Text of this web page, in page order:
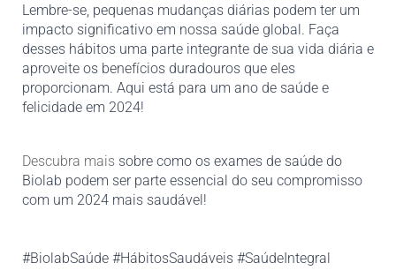
Lembre-se, pequenas mudanças diárias podem ter um
impacto significativo em nossa saúde global. Faça
desses hábitos uma parte integrante de sua vida diária e
aproveite os benefícios duradouros que eles
proporcionam. Aqui está para um ano de saúde e
felicidade em 2024!
Descubra mais sobre como os exames de saúde do
Biolab podem ser parte essencial do seu compromisso
com um 2024 mais saudável!
#BiolabSaúde #HábitosSaudáveis #SaúdeIntegral